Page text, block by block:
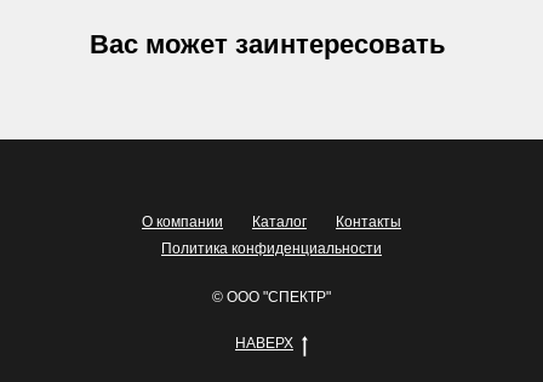
Вас может заинтересовать
О компании Каталог
Контакты
Политика конфиденциальности
© ООО "СПЕКТР"
НАВЕРХ